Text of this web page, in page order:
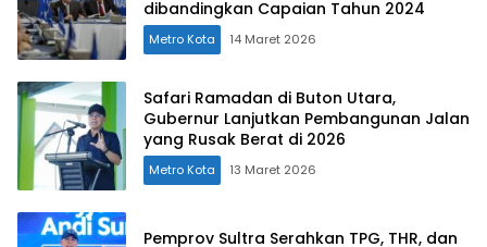
dibandingkan Capaian Tahun 2024
Metro Kota 14 Maret 2026
Safari Ramadan di Buton Utara,
Gubernur Lanjutkan Pembangunan Jalan
yang Rusak Berat di 2026
Metro Kota 13 Maret 2026
Pemprov Sultra Serahkan TPG, THR, dan